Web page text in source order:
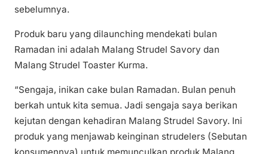
sebelumnya.
Produk baru yang dilaunching mendekati bulan
Ramadan ini adalah Malang Strudel Savory dan
Malang Strudel Toaster Kurma.
“Sengaja, inikan cake bulan Ramadan. Bulan penuh
berkah untuk kita semua. Jadi sengaja saya berikan
kejutan dengan kehadiran Malang Strudel Savory. Ini
produk yang menjawab keinginan strudelers (Sebutan